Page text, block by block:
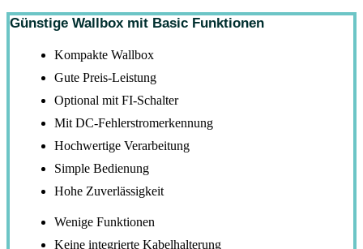
Günstige Wallbox mit Basic Funktionen
Kompakte Wallbox
Gute Preis-Leistung
Optional mit FI-Schalter
Mit DC-Fehlerstromerkennung
Hochwertige Verarbeitung
Simple Bedienung
Hohe Zuverlässigkeit
Wenige Funktionen
Keine integrierte Kabelhalterung